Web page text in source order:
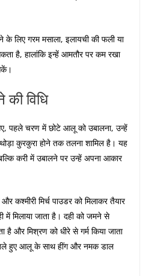
लिए गरम मसाला, इलायची की फली या
है, हालांकि इन्हें आमतौर पर कम रखा
विधि
पहले चरण में छोटे आलू को उबालना, उन्हें
कुरकुरा होने तक तलना शामिल है। यह
करी में उबालने पर उन्हें अपना आकार
कश्मीरी मिर्च पाउडर को मिलाकर तैयार
में मिलाया जाता है। दही को जमने से
है और मिश्रण को धीरे से गर्म किया जाता
हुए आलू के साथ हींग और नमक डाल